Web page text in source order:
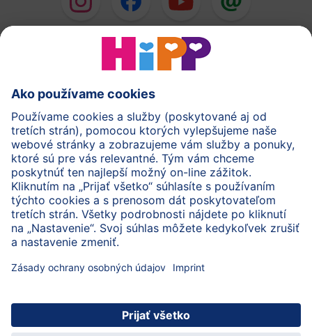
HiPP Mlieka
HiPP Príkrmy
HiPP Tehotenstvo
Ochrana osobných údajov
Cookies a pravidlá používania webovej stránky
Imprint
O spoločnosti HiPP Kontakt